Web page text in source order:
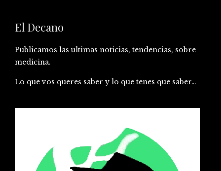
El Decano
Publicamos las ultimas noticias, tendencias, sobre
medicina.
Lo que vos queres saber y lo que tenes que saber…